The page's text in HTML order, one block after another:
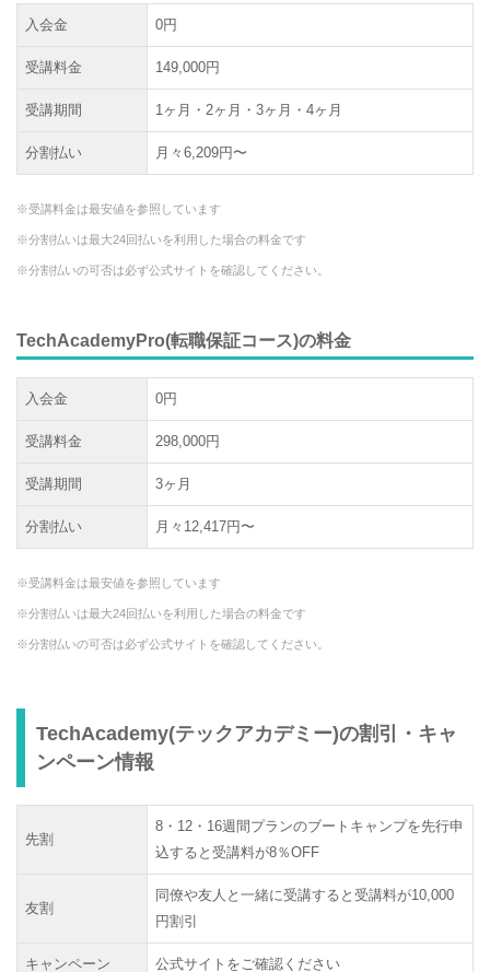
入会金 0円
受講料金 149,000円
受講期間 1ヶ月・2ヶ月・3ヶ月・4ヶ月
分割払い 月々6,209円〜
※受講料金は最安値を参照しています
※分割払いは最大24回払いを利用した場合の料金です
※分割払いの可否は必ず公式サイトを確認してください。
TechAcademyPro(転職保証コース)の料金
入会金 0円
受講料金 298,000円
受講期間 3ヶ月
分割払い 月々12,417円〜
※受講料金は最安値を参照しています
※分割払いは最大24回払いを利用した場合の料金です
※分割払いの可否は必ず公式サイトを確認してください。
TechAcademy(テックアカデミー)の割引・キャ
ンペーン情報
先割
8・12・16週間プランのブートキャンプを先行申
込すると受講料が8％OFF
友割
同僚や友人と一緒に受講すると受講料が10,000
円割引
キャンペーン 公式サイトをご確認ください